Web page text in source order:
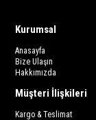
Kurumsal
Anasayfa
Bize Ulaşın
Hakkımızda
Müşteri İlişkileri
Kargo & Teslimat